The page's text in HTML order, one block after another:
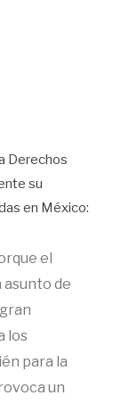
Derechos
su
en México:
el
asunto de
los
para la
un